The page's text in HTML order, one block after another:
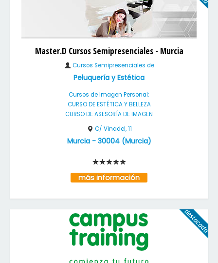
Master.D Cursos Semipresenciales - Murcia
Cursos Semipresenciales de
Peluquería y Estética
Cursos de Imagen Personal:
CURSO DE ESTÉTICA Y BELLEZA
CURSO DE ASESORÍA DE IMAGEN
C/ Vinadel, 11
Murcia- 30004(Murcia)
más información